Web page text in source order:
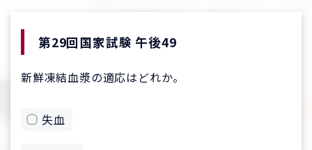
第29回国家試験 午後49
新鮮凍結血漿の適応はどれか。
失血